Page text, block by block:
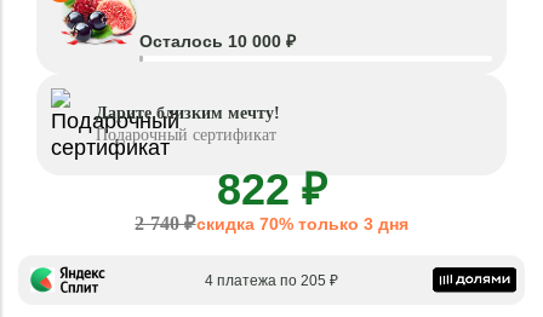
Осталось 10 000 ₽
Дарите близким мечту!
Подарочный сертификат
822 ₽
2 740 ₽скидка 70% только 3 дня
4 платежа по 205 ₽